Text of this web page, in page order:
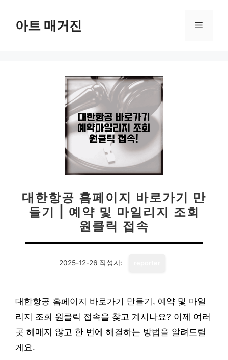
아트 매거진 메
대한항공 홈페이지 바로가기 만
들기 | 예약 및 마일리지 조회
원클릭 접속
2025-12-26 작성자:
대한항공 홈페이지 바로가기 만들기, 예약 및 마일
리지 조회 원클릭 접속을 찾고 계시나요? 이제 여러
곳 헤매지 않고 한 번에 해결하는 방법을 알려드릴
게요.